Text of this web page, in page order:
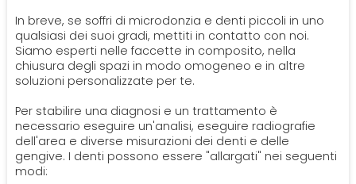
In breve, se soffri di microdonzia e denti piccoli in uno
qualsiasi dei suoi gradi, mettiti in contatto con noi.
Siamo esperti nelle faccette in composito, nella
chiusura degli spazi in modo omogeneo e in altre
soluzioni personalizzate per te.
Per stabilire una diagnosi e un trattamento è
necessario eseguire un'analisi, eseguire radiografie
dell'area e diverse misurazioni dei denti e delle
gengive. I denti possono essere "allargati" nei seguenti
modi: